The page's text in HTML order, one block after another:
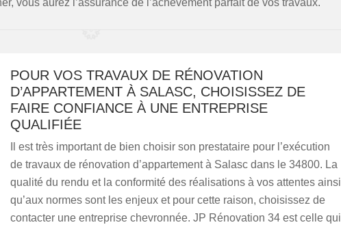
vous aurez l’assurance de l’achèvement parfait de vos travaux.
POUR VOS TRAVAUX DE RÉNOVATION
D’APPARTEMENT À SALASC, CHOISISSEZ DE
FAIRE CONFIANCE À UNE ENTREPRISE
QUALIFIÉE
Il est très important de bien choisir son prestataire pour l’exécution
de travaux de rénovation d’appartement à Salasc dans le 34800. La
qualité du rendu et la conformité des réalisations à vos attentes ainsi
qu’aux normes sont les enjeux et pour cette raison, choisissez de
contacter une entreprise chevronnée. JP Rénovation 34 est celle qui